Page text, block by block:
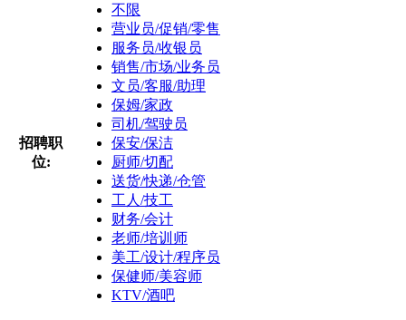
招聘职
位:
不限
营业员/促销/零售
服务员/收银员
销售/市场/业务员
文员/客服/助理
保姆/家政
司机/驾驶员
保安/保洁
厨师/切配
送货/快递/仓管
工人/技工
财务/会计
老师/培训师
美工/设计/程序员
保健师/美容师
KTV/酒吧